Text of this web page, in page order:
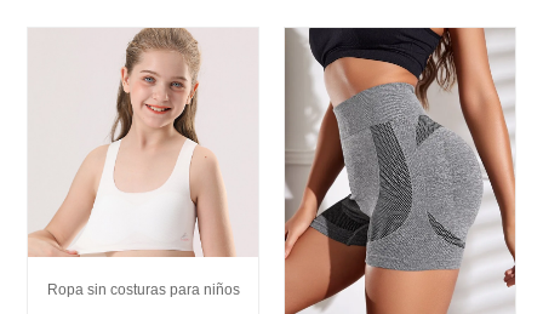
Ropa sin costuras para niños